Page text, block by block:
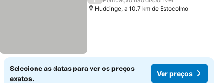
Huddinge, a 10.7 km de Estocolmo
Selecione as datas para ver os preços
exatos.
Ver preços